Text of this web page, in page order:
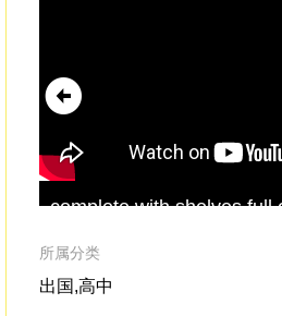
complete with shelves full
climbable beanstalk.
所属分类
出国,高中